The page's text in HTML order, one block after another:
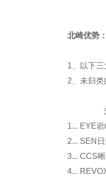
北崎优势
1、以下
2、未归
光源
1... EYE
2... SEN
3... CCS
4...